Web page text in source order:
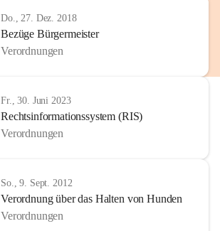
Do., 27. Dez. 2018
Bezüge Bürgermeister
Verordnungen
Fr., 30. Juni 2023
Rechtsinformationssystem (RIS)
Verordnungen
So., 9. Sept. 2012
Verordnung über das Halten von Hunden
Verordnungen